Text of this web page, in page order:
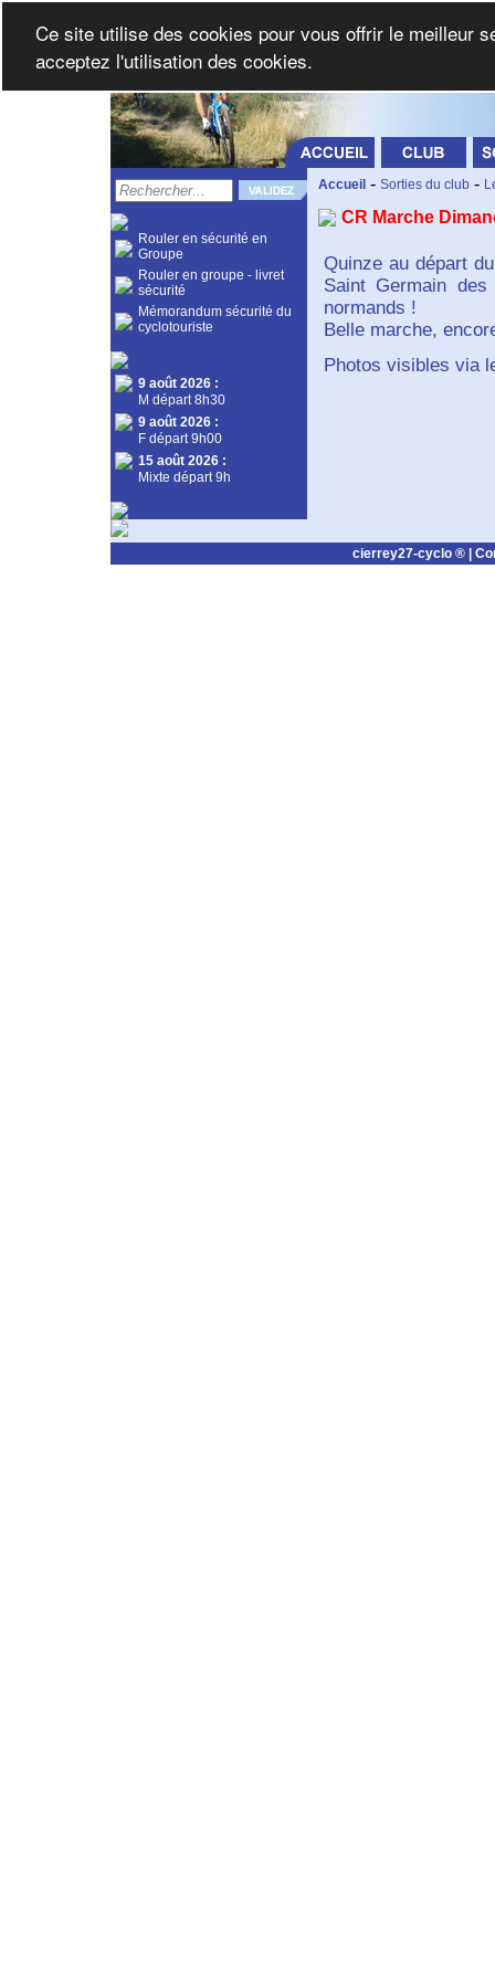
Rouler en sécurité en
Groupe
Rouler en groupe - livret
sécurité
Mémorandum sécurité du
cyclotouriste
9 août 2026 :
M départ 8h30
9 août 2026 :
F départ 9h00
15 août 2026 :
Mixte départ 9h
Accueil - Sorties du club -
CR Marche
Quinze au départ
Saint Germain
normands !
Belle marche,
Photos visibles via
cierrey27-cyclo ® |
Ce site utilise des cookies pour vous offrir le meilleur
acceptez l'utilisation des cookies.